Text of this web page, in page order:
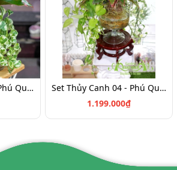
Set Thủy Canh 01 - Phú Quý & Trầu Bà Sữa
Set Thủy Canh 04 - Phú Quý & Trầu Bà Sữa
1.199.000₫